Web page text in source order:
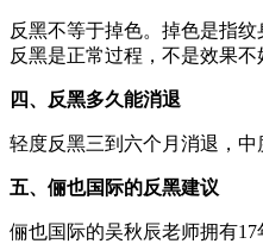
反黑不等于掉色。掉色是指
反黑是正常过程，不是效果不
四、反黑多久能消退
轻度反黑三到六个月消退，
五、俪也国际的反黑建议
俪也国际的吴秋辰老师拥有17